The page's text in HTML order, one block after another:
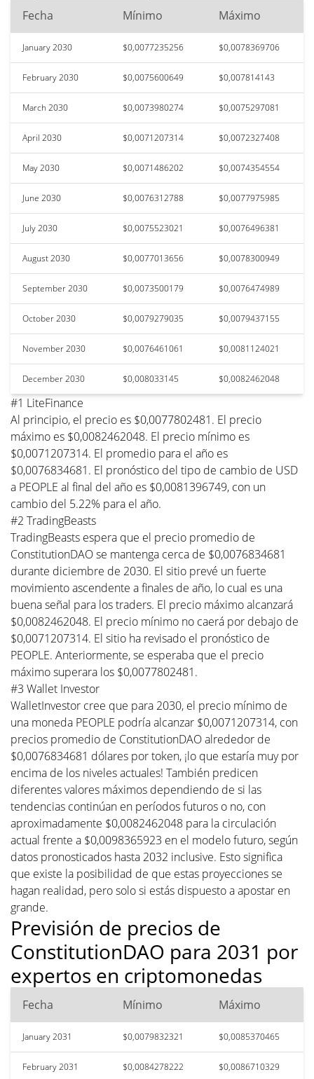
Fecha Mínimo Máximo
January 2030 $0,0077235256 $0,0078369706
February 2030 $0,0075600649 $0,007814143
March 2030 $0,0073980274 $0,0075297081
April 2030 $0,0071207314 $0,0072327408
May 2030 $0,0071486202 $0,0074354554
June 2030 $0,0076312788 $0,0077975985
July 2030 $0,0075523021 $0,0076496381
August 2030 $0,0077013656 $0,0078300949
September 2030 $0,0073500179 $0,0076474989
October 2030 $0,0079279035 $0,0079437155
November 2030 $0,0076461061 $0,0081124021
December 2030 $0,008033145 $0,0082462048
#1 LiteFinance
Al principio, el precio es $0,0077802481. El precio
máximo es $0,0082462048. El precio mínimo es
$0,0071207314. El promedio para el año es
$0,0076834681. El pronóstico del tipo de cambio de USD
a PEOPLE al final del año es $0,0081396749, con un
cambio del 5.22% para el año.
#2 TradingBeasts
TradingBeasts espera que el precio promedio de
ConstitutionDAO se mantenga cerca de $0,0076834681
durante diciembre de 2030. El sitio prevé un fuerte
movimiento ascendente a finales de año, lo cual es una
buena señal para los traders. El precio máximo alcanzará
$0,0082462048. El precio mínimo no caerá por debajo de
$0,0071207314. El sitio ha revisado el pronóstico de
PEOPLE. Anteriormente, se esperaba que el precio
máximo superara los $0,0077802481.
#3 Wallet Investor
WalletInvestor cree que para 2030, el precio mínimo de
una moneda PEOPLE podría alcanzar $0,0071207314, con
precios promedio de ConstitutionDAO alrededor de
$0,0076834681 dólares por token, ¡lo que estaría muy por
encima de los niveles actuales! También predicen
diferentes valores máximos dependiendo de si las
tendencias continúan en períodos futuros o no, con
aproximadamente $0,0082462048 para la circulación
actual frente a $0,0098365923 en el modelo futuro, según
datos pronosticados hasta 2032 inclusive. Esto significa
que existe la posibilidad de que estas proyecciones se
hagan realidad, pero solo si estás dispuesto a apostar en
grande.
Previsión de precios de
ConstitutionDAO para 2031 por
expertos en criptomonedas
Fecha Mínimo Máximo
January 2031 $0,0079832321 $0,0085370465
February 2031 $0,0084278222 $0,0086710329